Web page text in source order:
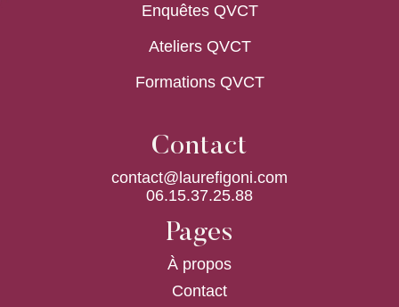
Enquêtes QVCT
Ateliers QVCT
Formations QVCT
Contact
contact@laurefigoni.com
06.15.37.25.88
Pages
À propos
Contact